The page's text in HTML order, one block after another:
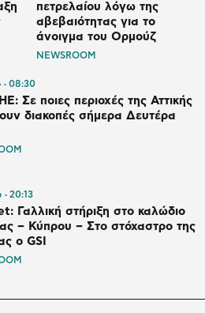
πετρελαίου λόγω της
αβεβαιότητας για το
άνοιγμα του Ορμούζ
NEWSROOM
08:30
Σε ποιες περιοχές της Αττικής
διακοπές σήμερα Δευτέρα
20:13
Γαλλική στήριξη στο καλώδιο
– Κύπρου – Στο στόχαστρο της
ο GSI